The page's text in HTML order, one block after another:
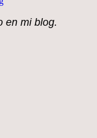
espacio en